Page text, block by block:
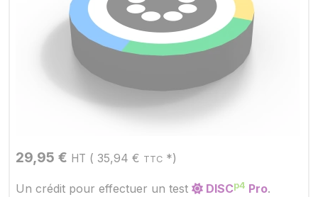
29,95 € HT ( 35,94 € TTC *)
Un crédit pour effectuer un test DISCp4 Pro.